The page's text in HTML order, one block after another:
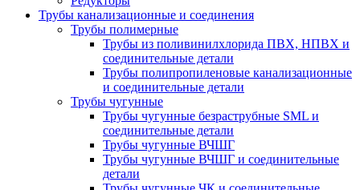
Трубы канализационные и соединения
Трубы полимерные
Трубы из поливинилхлорида ПВХ, НПВХ и
соединительные детали
Трубы полипропиленовые канализационные
и соединительные детали
Трубы чугунные
Трубы чугунные безраструбные SML и
соединительные детали
Трубы чугунные ВЧШГ
Трубы чугунные ВЧШГ и соединительные
детали